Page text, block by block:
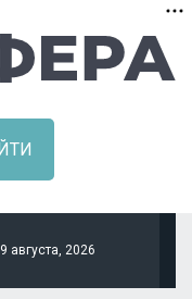
9 августа, 2026